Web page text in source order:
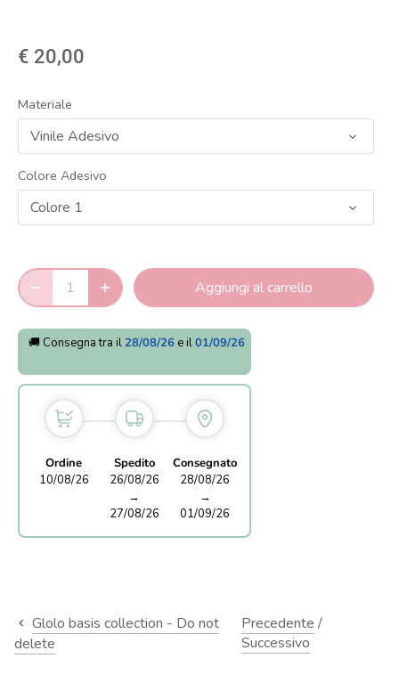
€ 20,00
Materiale
Vinile Adesivo
Colore Adesivo
Colore 1
Aggiungi al carrello
🚚 Consegna tra il 28/08/26 e il01/09/26
Ordine
10/08/26
Spedito
26/08/26
→
27/08/26
Consegnato
28/08/26
→
01/09/26
Glolo basis collection - Do not
delete
Precedente /
Successivo